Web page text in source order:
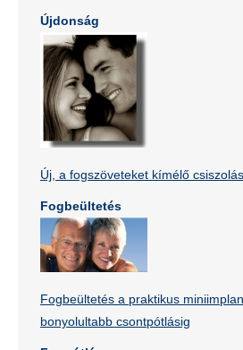
Újdonság
Új, a fogszöveteket kímélő
Fogbeültetés
Fogbeültetés a praktikus
bonyolultabb csontpótlásig